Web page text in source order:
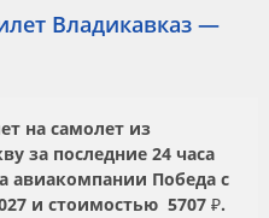
Владикавказ —
на самолет из
за последние 24 часа
авиакомпании Победа с
и стоимостью 5707 ₽.